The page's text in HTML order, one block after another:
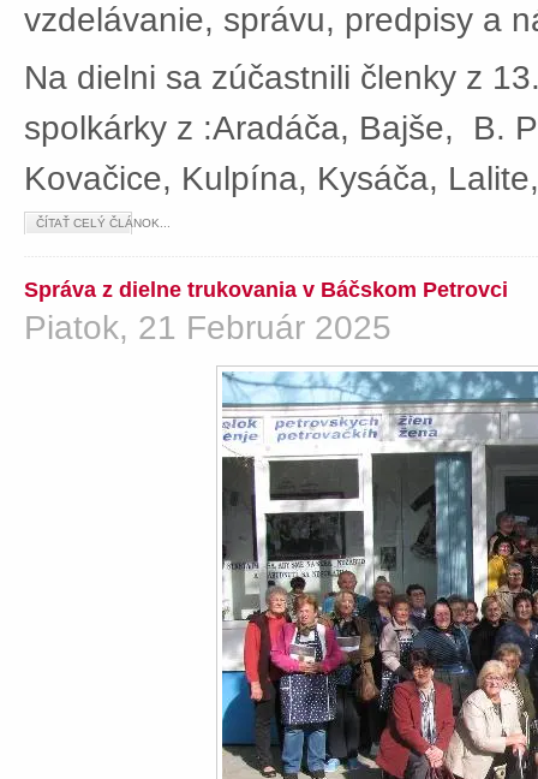
vzdelávanie, správu, predpisy a
Na dielni sa zúčastnili členky z
spolkárky z :Aradáča, Bajše, B.
Kovačice, Kulpína, Kysáča,
ČÍTAŤ CELÝ ČLÁNOK...
Správa z dielne trukovania v Báčskom Petrovci
Piatok, 21 Február 2025